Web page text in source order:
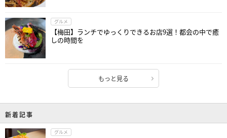
グルメ
【梅田】ランチでゆっくりできるお店9選！都会の中で癒
しの時間を
もっと見る
新着記事
グルメ